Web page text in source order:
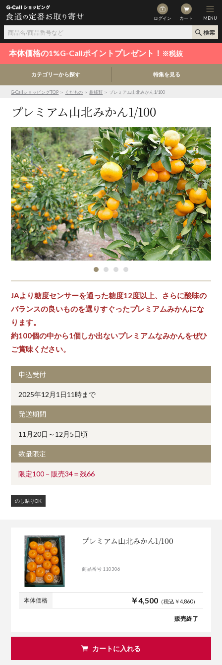
ログイン カート MENU
本体価格の1%G-Callポイントプレゼント！ ※税抜
カテゴリーから探す 特集を見る
G-CallショッピングTOP ＞ くだもの ＞柑橘類 ＞ プレミアム山北みかん1/100
プレミアム山北みかん1/100
JAより糖度センサーを通った糖度12度以上、さらに酸味の
バランスの良いものを選りすぐったプレミアムみかんにな
ります。
約100個の中から1個しか出ないプレミアムなみかんをぜひ
ご賞味ください。
申込受付
2025年12月1日11時まで
発送期間
11月20日～12月5日頃
数量限定
限定100－販売34＝残66
のし貼りOK
プレミアム山北みかん1/100
商品番号 110306
本体価格 ￥4,500（税込￥4,860）
販売終了
カートに入れる